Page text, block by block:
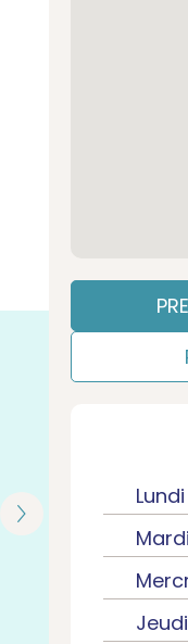
Lundi
Mardi
Jeudi